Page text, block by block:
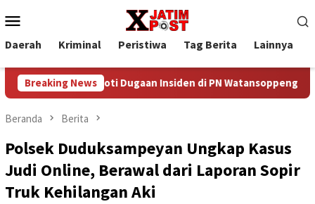
ke
kontenMobile
Daerah Kriminal Peristiwa Tag Berita Lainnya
Breaking News
Pers, Soroti Dugaan Insiden di PN Watansoppeng
Beranda Berita
Polsek Duduksampeyan Ungkap Kasus
Judi Online, Berawal dari Laporan Sopir
Truk Kehilangan Aki